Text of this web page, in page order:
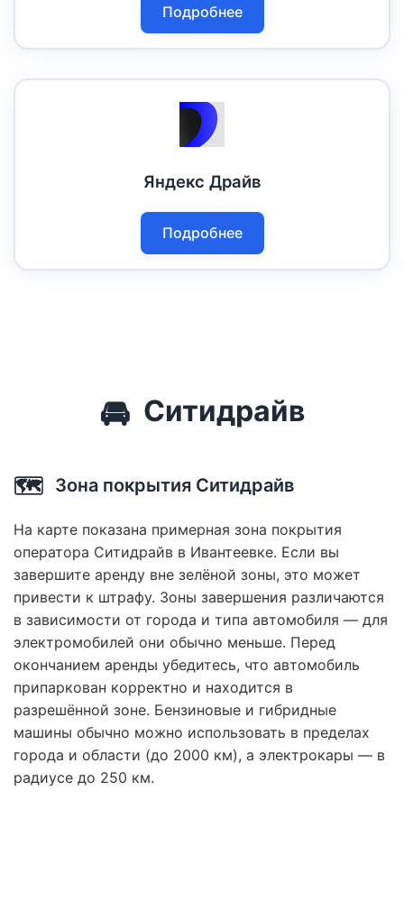
Подробнее
Яндекс Драйв
Подробнее
🚘 Ситидрайв
🗺️ Зона покрытия Ситидрайв
На карте показана примерная зона покрытия
оператора Ситидрайв в Ивантеевке. Если вы
завершите аренду вне зелёной зоны, это может
привести к штрафу. Зоны завершения различаются
в зависимости от города и типа автомобиля — для
электромобилей они обычно меньше. Перед
окончанием аренды убедитесь, что автомобиль
припаркован корректно и находится в
разрешённой зоне. Бензиновые и гибридные
машины обычно можно использовать в пределах
города и области (до 2000 км), а электрокары — в
радиусе до 250 км.